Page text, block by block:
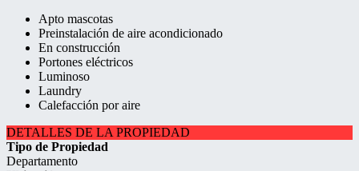
Apto mascotas
Preinstalación de aire acondicionado
En construcción
Portones eléctricos
Luminoso
Laundry
Calefacción por aire
DETALLES DE LA PROPIEDAD
Tipo de Propiedad
Departamento